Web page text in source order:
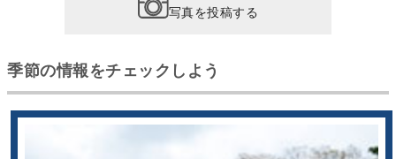
写真を投稿する
季節の情報をチェックしよう